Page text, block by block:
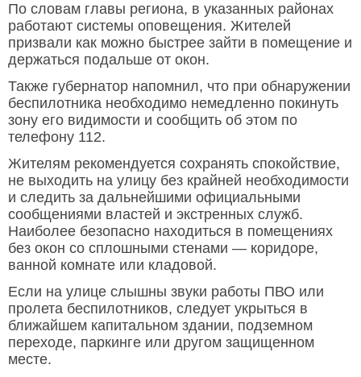
По словам главы региона, в указанных районах
работают системы оповещения. Жителей
призвали как можно быстрее зайти в помещение и
держаться подальше от окон.
Также губернатор напомнил, что при обнаружении
беспилотника необходимо немедленно покинуть
зону его видимости и сообщить об этом по
телефону 112.
Жителям рекомендуется сохранять спокойствие,
не выходить на улицу без крайней необходимости
и следить за дальнейшими официальными
сообщениями властей и экстренных служб.
Наиболее безопасно находиться в помещениях
без окон со сплошными стенами — коридоре,
ванной комнате или кладовой.
Если на улице слышны звуки работы ПВО или
пролета беспилотников, следует укрыться в
ближайшем капитальном здании, подземном
переходе, паркинге или другом защищенном
месте.